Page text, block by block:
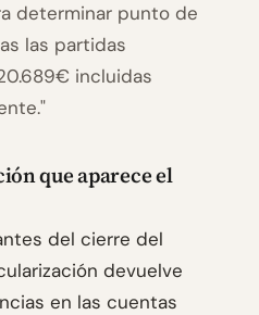
determinar punto de
las partidas
incluidas
que aparece el
del cierre del
devuelve
en las cuentas